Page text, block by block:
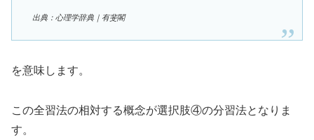
出典：心理学辞典｜有斐閣
を意味します。
この全習法の相対する概念が選択肢④の分習法となりま
す。